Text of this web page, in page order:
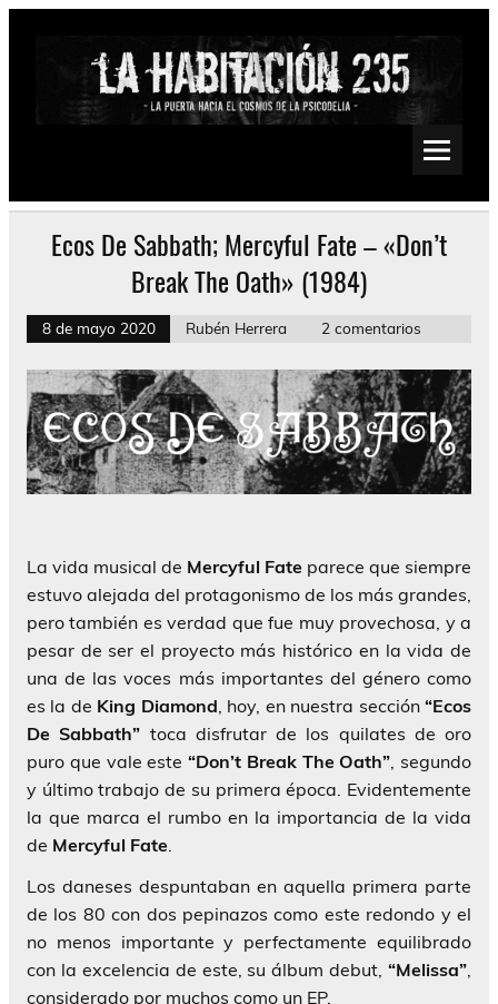
Saltar
Psychedelic, Stoner, Doom, Sludge, Fuzz, Space, Drone
Ecos De Sabbath; Mercyful Fate – «Don’t
Break The Oath» (1984)
8 de mayo 2020 Rubén Herrera 2 comentarios
La vida musical de Mercyful Fate parece que siempre
estuvo alejada del protagonismo de los más grandes,
pero también es verdad que fue muy provechosa, y a
pesar de ser el proyecto más histórico en la vida de
una de las voces más importantes del género como
es la de King Diamond, hoy, en nuestra sección“Ecos
De Sabbath” toca disfrutar de los quilates de oro
puro que vale este “Don’t Break The Oath”, segundo
y último trabajo de su primera época. Evidentemente
la que marca el rumbo en la importancia de la vida
de Mercyful Fate.
Los daneses despuntaban en aquella primera parte
de los 80 con dos pepinazos como este redondo y el
no menos importante y perfectamente equilibrado
con la excelencia de este, su álbum debut, “Melissa”,
considerado por muchos como un EP.